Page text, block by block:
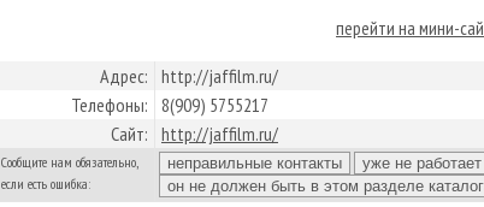
перейти на мини-
Адрес: http://jaffilm.ru/
Телефоны: 8(909) 5755217
Сайт: http://jaffilm.ru/
Сообщите нам обязательно,
если есть ошибка: